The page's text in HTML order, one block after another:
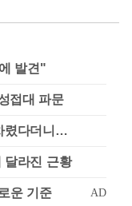
발견"
접대 파문
렸다더니…
달라진 근황